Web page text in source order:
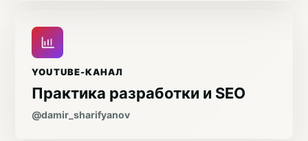
YOUTUBE-КАНАЛ
Практика разработки и SEO
@damir_sharifyanov